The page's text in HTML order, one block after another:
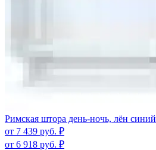
Римская штора день-ночь, лён синий
от 7 439 руб. ₽
от 6 918 руб. ₽